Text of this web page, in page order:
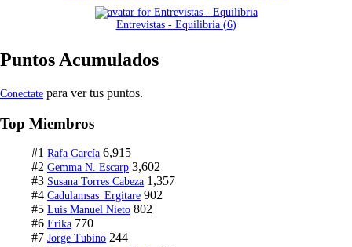
Entrevistas - Equilibria (6)
Puntos Acumulados
Conectate para ver tus puntos.
Top Miembros
#1 Rafa García 6,915
#2 Gemma N. Escarp 3,602
#3 Susana Torres Cabeza 1,357
#4 Cadulamsas_Ergitare 902
#5 Luis Manuel Nieto 802
#6 Erika 770
#7 Jorge Tubino 244